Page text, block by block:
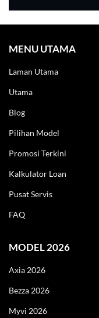
LIVE
MENU UTAMA
Laman Utama
Utama
Blog
Pilihan Model
Promosi Terkini
Kalkulator Loan
Pusat Servis
FAQ
MODEL 2026
Axia 2026
Bezza 2026
Myvi 2026